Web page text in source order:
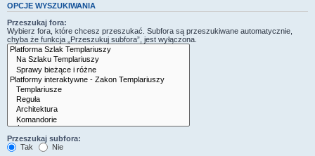
OPCJE WYSZUKIWANIA
Przeszukaj fora:
Wybierz fora, które chcesz przeszukać. Subfora są przeszukiwane automatycznie,
chyba że funkcja „Przeszukuj subfora”, jest wyłączona.
Przeszukaj subfora:
Tak
Nie